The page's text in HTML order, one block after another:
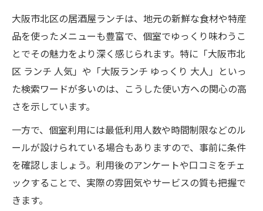
大阪市北区の居酒屋ランチは、地元の新鮮な食材や特産
品を使ったメニューも豊富で、個室でゆっくり味わうこ
とでその魅力をより深く感じられます。特に「大阪市北
区 ランチ 人気」や「大阪ランチ ゆっくり 大人」といっ
た検索ワードが多いのは、こうした使い方への関心の高
さを示しています。
一方で、個室利用には最低利用人数や時間制限などのル
ールが設けられている場合もありますので、事前に条件
を確認しましょう。利用後のアンケートや口コミをチェ
ックすることで、実際の雰囲気やサービスの質も把握で
きます。